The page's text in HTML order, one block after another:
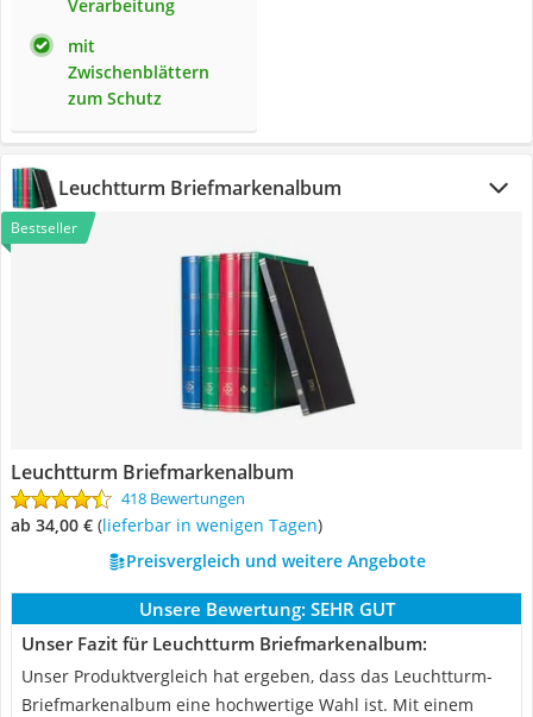
Verarbeitung
mit
Zwischenblättern
zum Schutz
Leuchtturm Briefmarkenalbum
Bestseller
Leuchtturm Briefmarkenalbum
418 Bewertungen
ab 34,00 € ( Lieferbar in wenigen Tagen)
Preisvergleich und weitere Angebote
Unsere Bewertung: SEHR GUT
Unser Fazit für Leuchtturm Briefmarkenalbum:
Unser Produktvergleich hat ergeben, dass das Leuchtturm-
Briefmarkenalbum eine hochwertige Wahl ist. Mit einem